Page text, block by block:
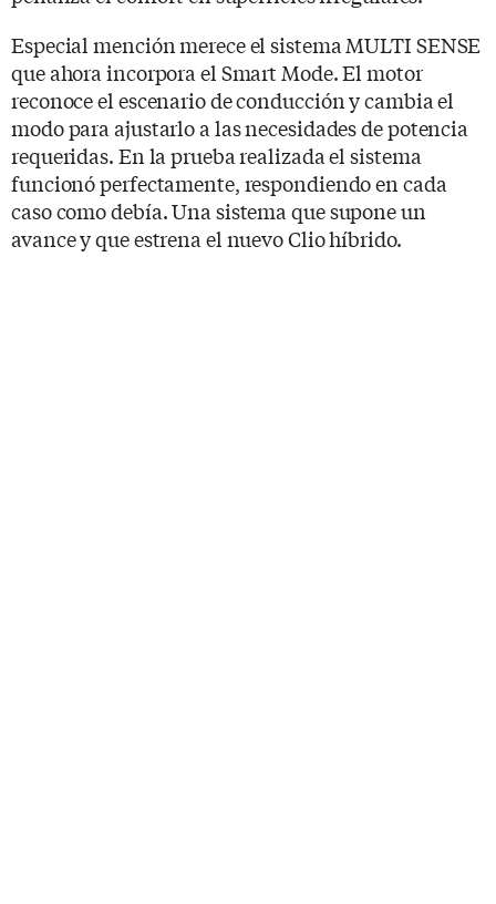
Especial mención merece el sistema MULTI SENSE
que ahora incorpora el Smart Mode. El motor
reconoce el escenario de conducción y cambia el
modo para ajustarlo a las necesidades de potencia
requeridas. En la prueba realizada el sistema
funcionó perfectamente, respondiendo en cada
caso como debía. Una sistema que supone un
avance y que estrena el nuevo Clio híbrido.